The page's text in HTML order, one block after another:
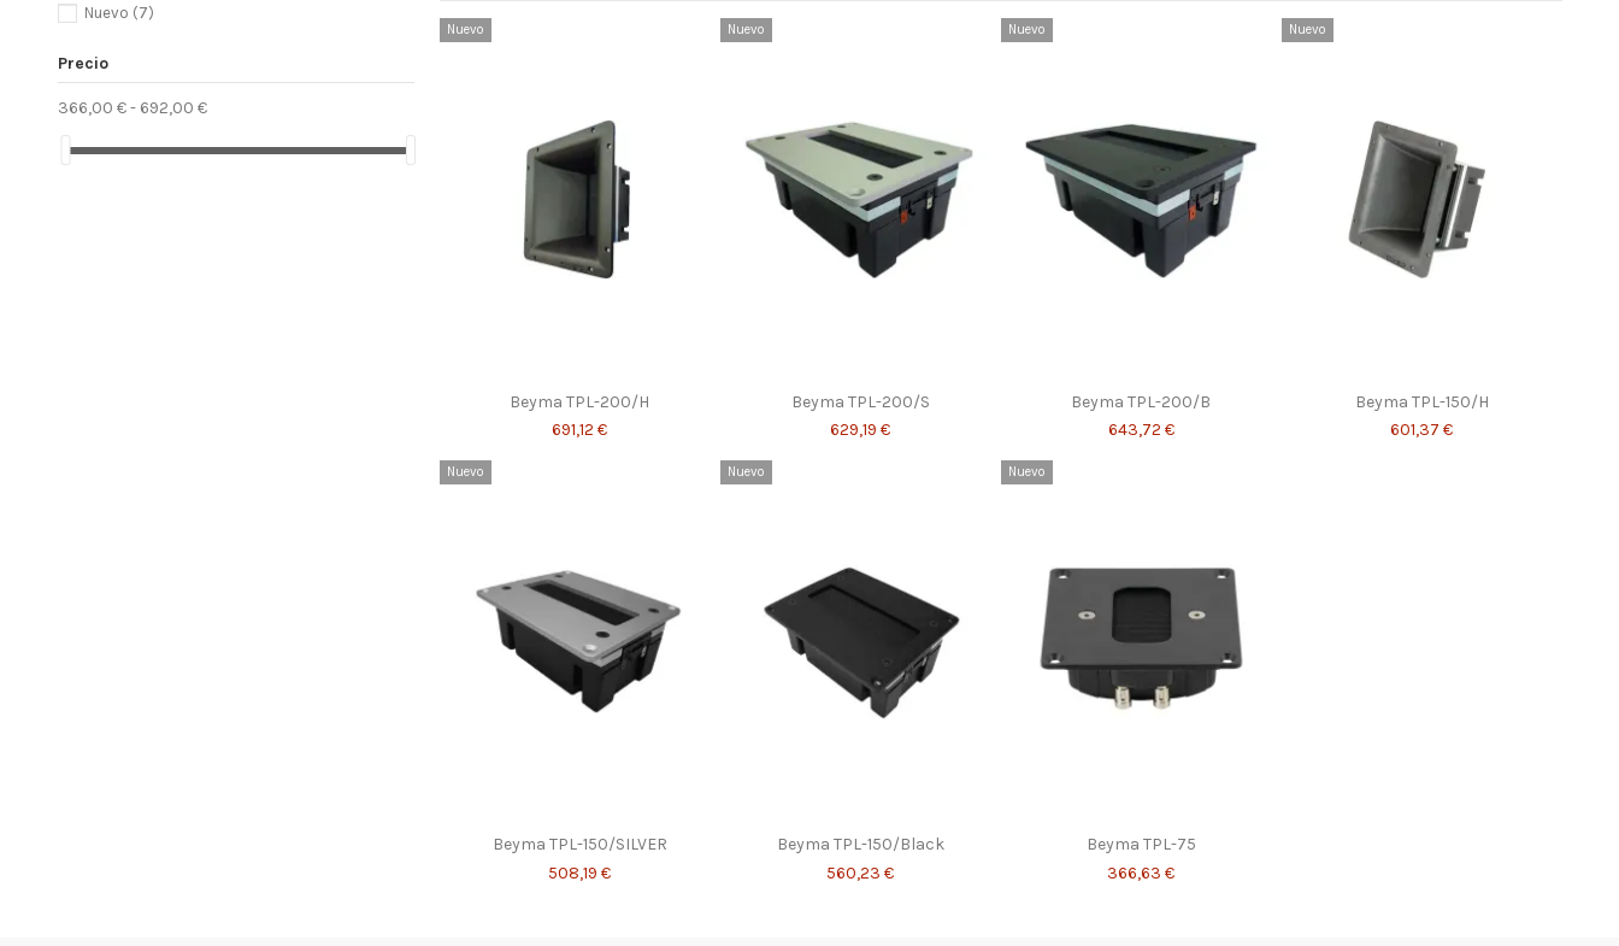
Nuevo
Beyma TPL-200/H
691,12 €
Nuevo
Beyma TPL-200/S
629,19 €
Nuevo
Beyma TPL-200/B
643,72 €
Nuevo
Beyma TPL-150/H
601,37 €
Nuevo
Beyma TPL-150/SILVER
508,19 €
Nuevo
Beyma TPL-150/Black
560,23 €
Nuevo
Beyma TPL-75
366,63 €
Nuevo (7)
Precio
366,00 € - 692,00 €